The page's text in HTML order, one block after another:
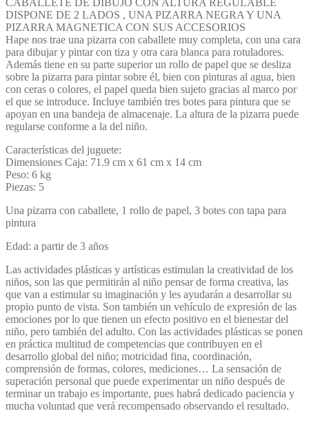
DISPONE DE 2 LADOS , UNA PIZARRA NEGRA Y UNA
PIZARRA MAGNETICA CON SUS ACCESORIOS
Hape nos trae una pizarra con caballete muy completa, con una cara
para dibujar y pintar con tiza y otra cara blanca para rotuladores.
Además tiene en su parte superior un rollo de papel que se desliza
sobre la pizarra para pintar sobre él, bien con pinturas al agua, bien
con ceras o colores, el papel queda bien sujeto gracias al marco por
el que se introduce. Incluye también tres botes para pintura que se
apoyan en una bandeja de almacenaje. La altura de la pizarra puede
regularse conforme a la del niño.
Características del juguete:
Dimensiones Caja: 71.9 cm x 61 cm x 14 cm
Peso: 6 kg
Piezas: 5
Una pizarra con caballete, 1 rollo de papel, 3 botes con tapa para
pintura
Edad: a partir de 3 años
Las actividades plásticas y artísticas estimulan la creatividad de los
niños, son las que permitirán al niño pensar de forma creativa, las
que van a estimular su imaginación y les ayudarán a desarrollar su
propio punto de vista. Son también un vehículo de expresión de las
emociones por lo que tienen un efecto positivo en el bienestar del
niño, pero también del adulto. Con las actividades plásticas se ponen
en práctica multitud de competencias que contribuyen en el
desarrollo global del niño; motricidad fina, coordinación,
comprensión de formas, colores, mediciones… La sensación de
superación personal que puede experimentar un niño después de
terminar un trabajo es importante, pues habrá dedicado paciencia y
mucha voluntad que verá recompensado observando el resultado.